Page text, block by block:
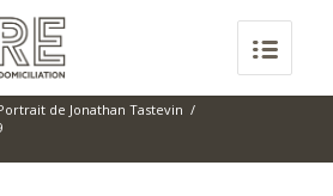
de Jonathan Tastevin /